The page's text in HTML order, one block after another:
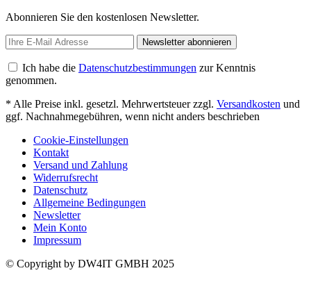
Abonnieren Sie den kostenlosen Newsletter.
Newsletter abonnieren
Ich habe die Datenschutzbestimmungen zur Kenntnis
genommen.
* Alle Preise inkl. gesetzl. Mehrwertsteuer zzgl. Versandkosten und
ggf. Nachnahmegebühren, wenn nicht anders beschrieben
Cookie-Einstellungen
Kontakt
Versand und Zahlung
Widerrufsrecht
Datenschutz
Allgemeine Bedingungen
Newsletter
Mein Konto
Impressum
© Copyright by DW4IT GMBH 2025